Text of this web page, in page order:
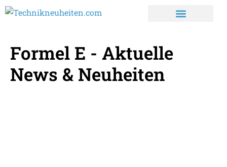
Formel E - Aktuelle
News & Neuheiten